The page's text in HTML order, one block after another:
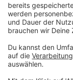
Weitere Partys
unter anderem
Anzeige